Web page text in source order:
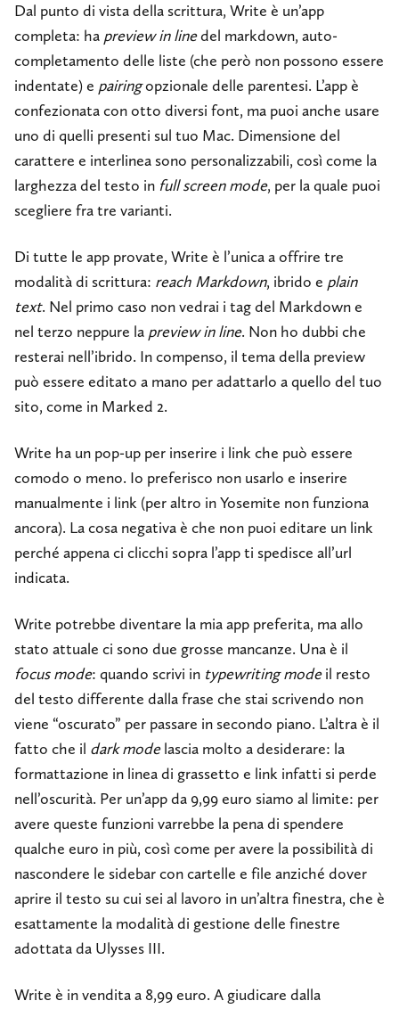
Dal punto di vista della scrittura, Write è un’app
completa: ha preview in linedel markdown, auto-
completamento delle liste (che però non possono essere
indentate) e pairingopzionale delle parentesi. L’app è
confezionata con otto diversi font, ma puoi anche usare
uno di quelli presenti sul tuo Mac. Dimensione del
carattere e interlinea sono personalizzabili, così come la
larghezza del testo in full screen mode, per la quale puoi
scegliere fra tre varianti.
Di tutte le app provate, Write è l’unica a offrire tre
modalità di scrittura: reach Markdown, ibrido e plain
text. Nel primo caso non vedrai i tag del Markdown e
nel terzo neppure la preview in line. Non ho dubbi che
resterai nell’ibrido. In compenso, il tema della preview
può essere editato a mano per adattarlo a quello del tuo
sito, come in Marked 2.
Write ha un pop-up per inserire i link che può essere
comodo o meno. Io preferisco non usarlo e inserire
manualmente i link (per altro in Yosemite non funziona
ancora). La cosa negativa è che non puoi editare un link
perché appena ci clicchi sopra l’app ti spedisce all’url
indicata.
Write potrebbe diventare la mia app preferita, ma allo
stato attuale ci sono due grosse mancanze. Una è il
focus mode: quando scrivi in typewriting modeil resto
del testo differente dalla frase che stai scrivendo non
viene “oscurato” per passare in secondo piano. L’altra è il
fatto che il dark modelascia molto a desiderare: la
formattazione in linea di grassetto e link infatti si perde
nell’oscurità. Per un’app da 9,99 euro siamo al limite: per
avere queste funzioni varrebbe la pena di spendere
qualche euro in più, così come per avere la possibilità di
nascondere le sidebar con cartelle e file anziché dover
aprire il testo su cui sei al lavoro in un’altra finestra, che è
esattamente la modalità di gestione delle finestre
adottata da Ulysses III.
Write è in vendita a 8,99 euro. A giudicare dalla